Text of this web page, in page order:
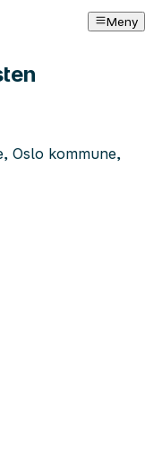
Meny
Oslo kommune,